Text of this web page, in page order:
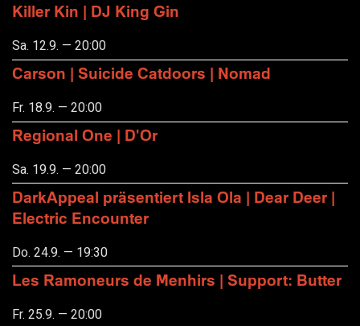
Killer Kin | DJ King Gin
Sa. 12.9. — 20:00
Carson | Suicide Catdoors | Nomad
Fr. 18.9. — 20:00
Regional One | D'Or
Sa. 19.9. — 20:00
DarkAppeal präsentiert Isla Ola | Dear Deer |
Electric Encounter
Do. 24.9. — 19:30
Les Ramoneurs de Menhirs | Support: Butter
Fr. 25.9. — 20:00